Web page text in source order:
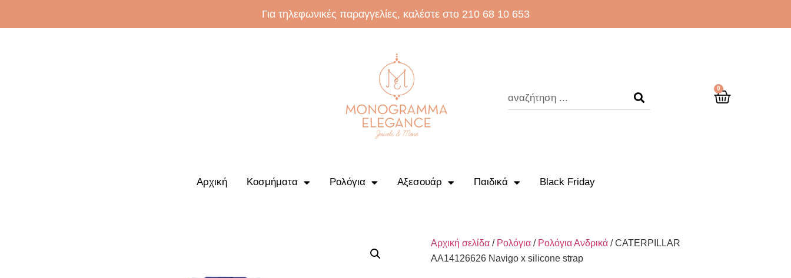
Για τηλεφωνικές παραγγελίες, καλέστε στο 210 68 10 653
0
Αρχική Κοσμήματα Ρολόγια Αξεσουάρ Παιδικά Black Friday
Αρχική σελίδα / Ρολόγια / Ρολόγια Ανδρικά / CATERPILLAR
AA14126626 Navigo x silicone strap